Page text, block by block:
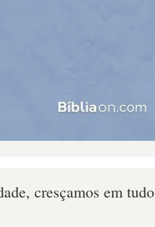
cresçamos em tudo